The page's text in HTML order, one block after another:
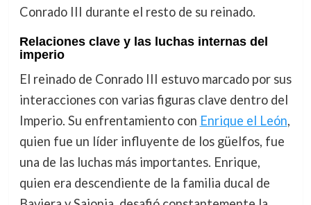
Conrado III durante el resto de su reinado.
Relaciones clave y las luchas internas del
imperio
El reinado de Conrado III estuvo marcado por sus
interacciones con varias figuras clave dentro del
Imperio. Su enfrentamiento con Enrique el León,
quien fue un líder influyente de los güelfos, fue
una de las luchas más importantes. Enrique,
quien era descendiente de la familia ducal de